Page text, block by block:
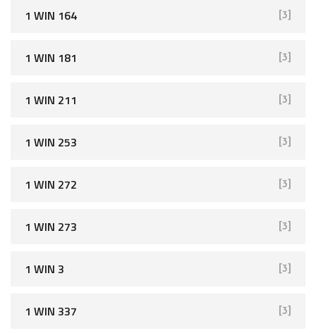
1 WIN 164 [3]
1 WIN 181 [3]
1 WIN 211 [3]
1 WIN 253 [3]
1 WIN 272 [3]
1 WIN 273 [3]
1 WIN 3 [3]
1 WIN 337 [3]